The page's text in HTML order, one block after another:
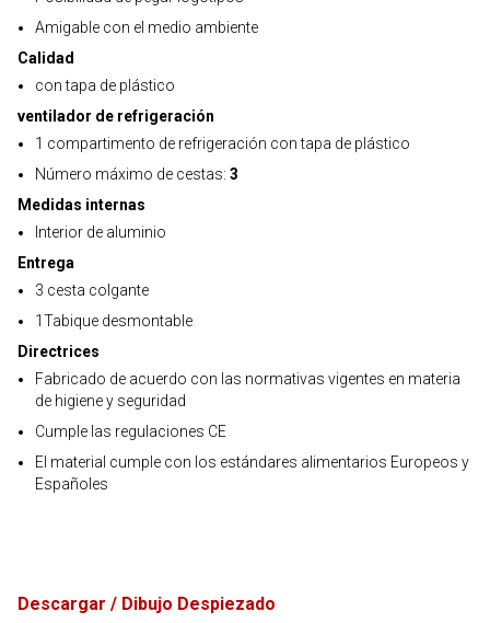
Amigable con el medio ambiente
Calidad
con tapa de plástico
ventilador de refrigeración
1 compartimento de refrigeración con tapa de plástico
Número máximo de cestas: 3
Medidas internas
Interior de aluminio
Entrega
3 cesta colgante
1Tabique desmontable
Directrices
Fabricado de acuerdo con las normativas vigentes en materia
de higiene y seguridad
Cumple las regulaciones CE
El material cumple con los estándares alimentarios Europeos y
Españoles
Descargar / Dibujo Despiezado